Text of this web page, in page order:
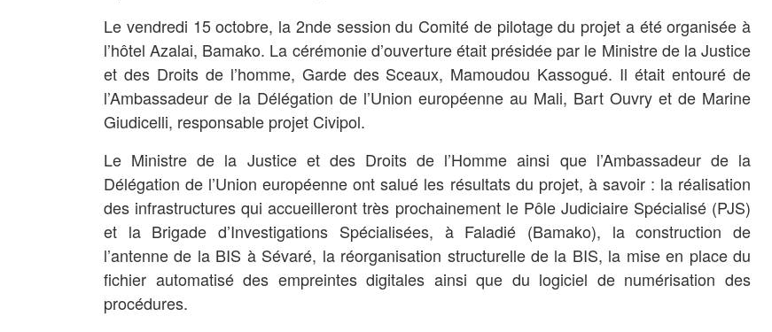
Le vendredi 15 octobre, la 2nde session du Comité de pilotage du projet a été organisée à
l’hôtel Azalai, Bamako. La cérémonie d’ouverture était présidée par le Ministre de la Justice
et des Droits de l’homme, Garde des Sceaux, Mamoudou Kassogué. Il était entouré de
l’Ambassadeur de la Délégation de l’Union européenne au Mali, Bart Ouvry et de Marine
Giudicelli, responsable projet Civipol.
Le Ministre de la Justice et des Droits de l’Homme ainsi que l’Ambassadeur de la
Délégation de l’Union européenne ont salué les résultats du projet, à savoir : la réalisation
des infrastructures qui accueilleront très prochainement le Pôle Judiciaire Spécialisé (PJS)
et la Brigade d’Investigations Spécialisées, à Faladié (Bamako), la construction de
l’antenne de la BIS à Sévaré, la réorganisation structurelle de la BIS, la mise en place du
fichier automatisé des empreintes digitales ainsi que du logiciel de numérisation des
procédures.